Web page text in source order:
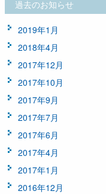
過去のお知らせ
2019年1月
2018年4月
2017年12月
2017年10月
2017年9月
2017年7月
2017年6月
2017年4月
2017年1月
2016年12月